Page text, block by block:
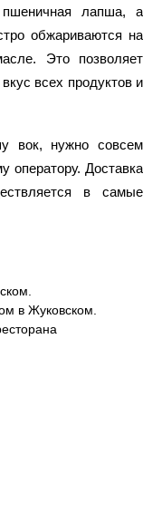
пшеничная лапша, а
обжариваются на
Это позволяет
всех продуктов и
вок, нужно совсем
оператору. Доставка
в самые
в Жуковском.